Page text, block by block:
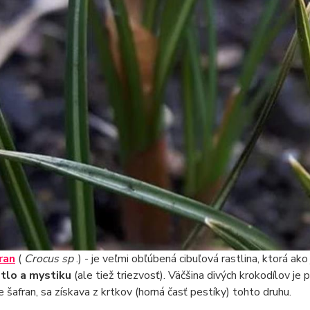
(Crocus sp.) - je veľmi obľúbená cibuľová rastlina, ktorá
a mystiku (ale tiež triezvosť). Väčšina divých krokodílov je
šafran, sa získava z krtkov (horná časť pestíky) tohto druhu.